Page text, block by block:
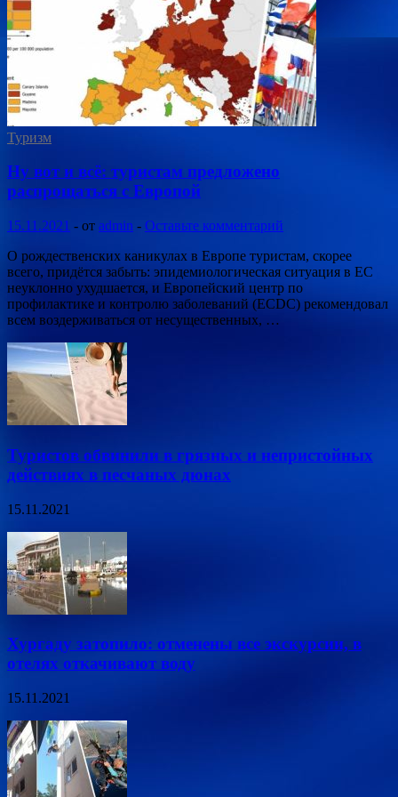
Туризм
Ну вот и всё: туристам предложено
распрощаться с Европой
15.11.2021 - от admin - Оставьте комментарий
О рождественских каникулах в Европе туристам, скорее
всего, придётся забыть: эпидемиологическая ситуация в ЕС
неуклонно ухудшается, и Европейский центр по
профилактике и контролю заболеваний (ECDC) рекомендовал
всем воздерживаться от несущественных, …
Туристов обвинили в грязных и непристойных
действиях в песчаных дюнах
15.11.2021
Хургаду затопило: отменены все экскурсии, в
отелях откачивают воду
15.11.2021